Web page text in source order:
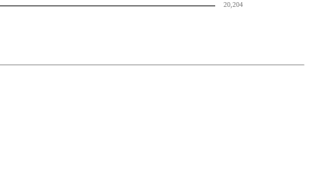
20,204